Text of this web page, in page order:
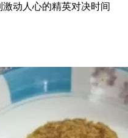
动人心的精英对决时间